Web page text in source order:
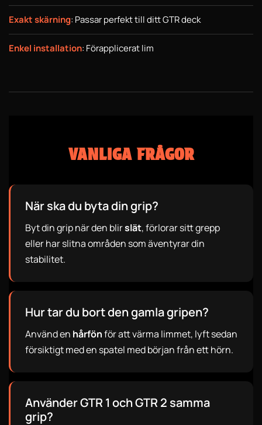
Exakt skärning: Passar perfekt till ditt GTR deck
Enkel installation: Förapplicerat lim
VANLIGA FRÅGOR
När ska du byta din grip?
Byt din grip när den blirslät, förlorar sitt grepp
eller har slitna områden som äventyrar din
stabilitet.
Hur tar du bort den gamla gripen?
Använd en hårfönför att värma limmet, lyft sedan
försiktigt med en spatel med början från ett hörn.
Använder GTR 1 och GTR 2 samma
grip?